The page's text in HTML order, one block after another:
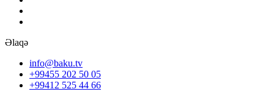
Əlaqə
info@baku.tv
+99455 202 50 05
+99412 525 44 66